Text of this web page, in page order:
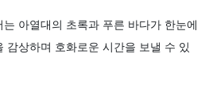
아열대의 초록과 푸른 바다가 한눈에
감상하며 호화로운 시간을 보낼 수 있